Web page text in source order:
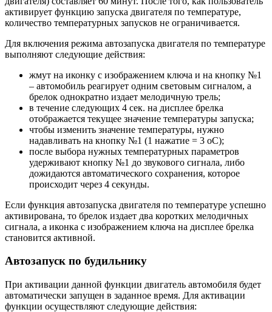
активирует функцию запуска двигателя по температуре,
количество температурных запусков не ограничивается.
Для включения режима автозапуска двигателя по температуре
выполняют следующие действия:
жмут на иконку с изображением ключа и на кнопку №1
– автомобиль реагирует одним световым сигналом, а
брелок однократно издает мелодичную трель;
в течение следующих 4 сек. на дисплее брелка
отображается текущее значение температуры запуска;
чтобы изменить значение температуры, нужно
надавливать на кнопку №1 (1 нажатие = 3 оС);
после выбора нужных температурных параметров
удерживают кнопку №1 до звукового сигнала, либо
дожидаются автоматического сохранения, которое
происходит через 4 секунды.
Если функция автозапуска двигателя по температуре успешно
активирована, то брелок издает два коротких мелодичных
сигнала, а иконка с изображением ключа на дисплее брелка
становится активной.
Автозапуск по будильнику
При активации данной функции двигатель автомобиля будет
автоматически запущен в заданное время. Для активации
функции осуществляют следующие действия: